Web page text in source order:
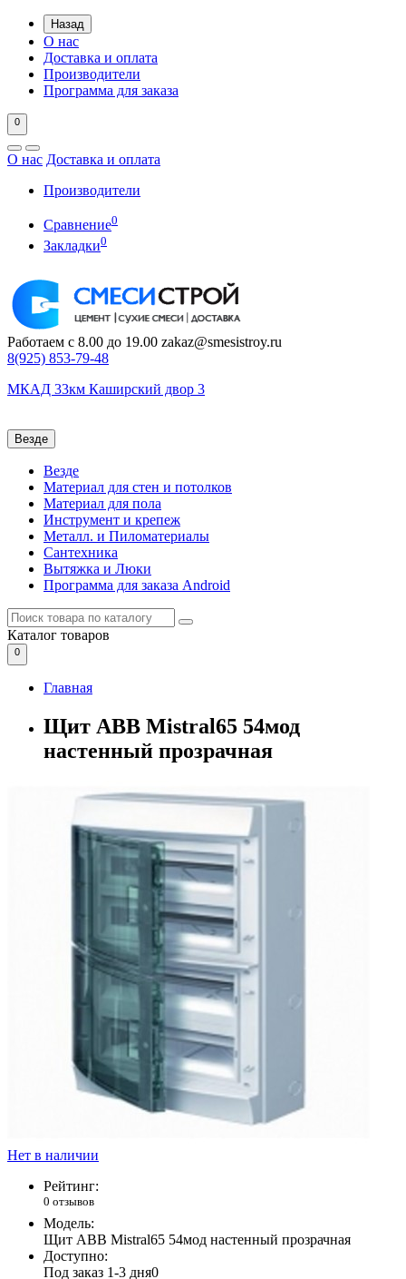
Назад
О нас
Доставка и оплата
Производители
Программа для заказа
0
О нас Доставка и оплата
Производители
Сравнение0
Закладки0
Работаем с 8.00 до 19.00 zakaz@smesistroy.ru
8(925) 853-79-48
МКАД 33км Каширский двор 3
Везде
Везде
Материал для стен и потолков
Материал для пола
Инструмент и крепеж
Металл. и Пиломатериалы
Сантехника
Вытяжка и Люки
Программа для заказа Android
Каталог товаров
0
Главная
Щит ABB Mistral65 54мод
настенный прозрачная
Нет в наличии
Рейтинг:
0 отзывов
Модель:
Щит ABB Mistral65 54мод настенный прозрачная
Доступно:
Под заказ 1-3 дня0